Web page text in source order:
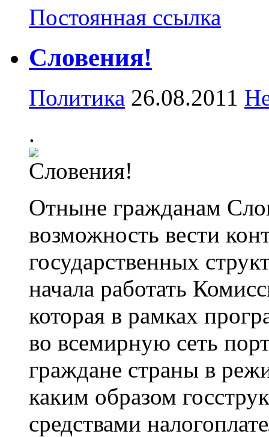
Постоянная ссылка
Словения!
Политика 26.08.2011
.
Отныне гражданам
возможность вести
государственных
начала работать
которая в рамках
во всемирную сеть
граждане страны в
каким образом
средствами